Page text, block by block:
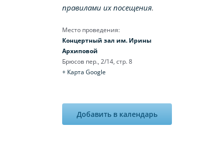
правилами их посещения.
Место проведения:
Концертный зал им. Ирины
Архиповой
Брюсов пер., 2/14, стр. 8
+ Карта Google
Добавить в календарь